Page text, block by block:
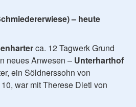
– heute
ca. 12 Tagwerk Grund
neues Anwesen – Unterharthof
ein Söldnerssohn von
war mit Therese Dietl von